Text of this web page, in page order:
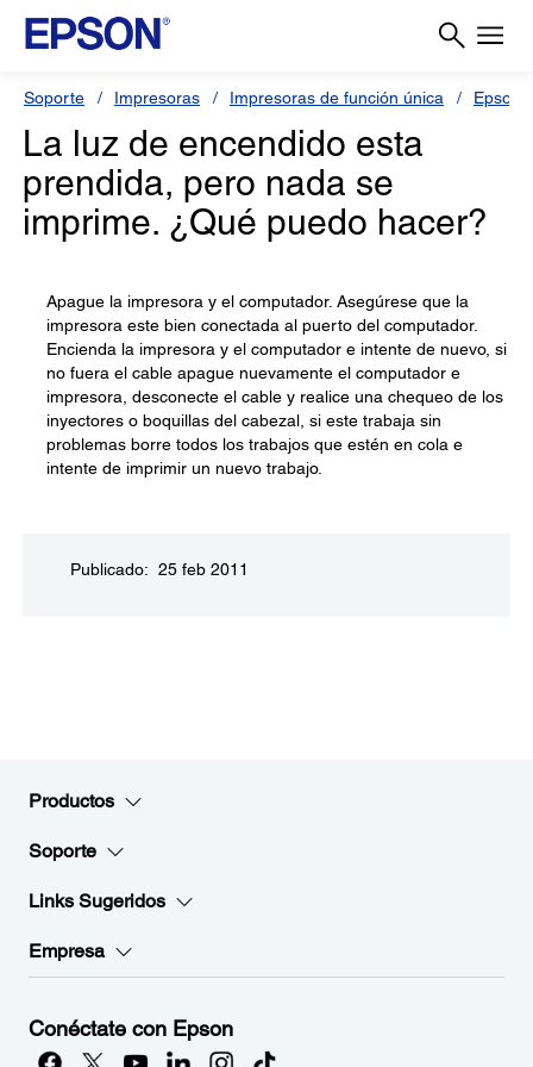
Soporte Impresoras Impresoras de función única Epson
La luz de encendido esta
prendida, pero nada se
imprime. ¿Qué puedo hacer?
Apague la impresora y el computador. Asegúrese que la
impresora este bien conectada al puerto del computador.
Encienda la impresora y el computador e intente de nuevo, si
no fuera el cable apague nuevamente el computador e
impresora, desconecte el cable y realice una chequeo de los
inyectores o boquillas del cabezal, si este trabaja sin
problemas borre todos los trabajos que estén en cola e
intente de imprimir un nuevo trabajo.
Publicado: 25 feb 2011
Productos
Soporte
Links Sugeridos
Empresa
Conéctate con Epson